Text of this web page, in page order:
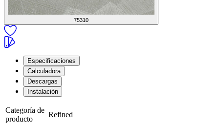
75310
Especificaciones
Calculadora
Descargas
Instalación
Categoría de
producto
Refined